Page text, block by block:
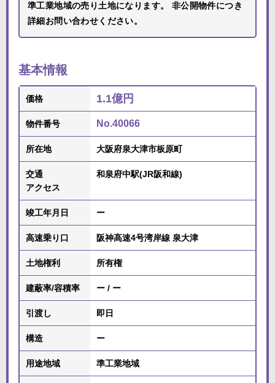
準工業地域の売り土地になります。 非公開物件につき
詳細お問い合わせください。
基本情報
価格 1.1億円
物件番号 No.40066
所在地 大阪府泉大津市板原町
交通
アクセス
和泉府中駅(JR阪和線)
竣工年月日 ー
高速乗り口 阪神高速4号湾岸線 泉大津
土地権利 所有権
建蔽率/容積率 ー / ー
引渡し 即日
構造 ー
用途地域 準工業地域